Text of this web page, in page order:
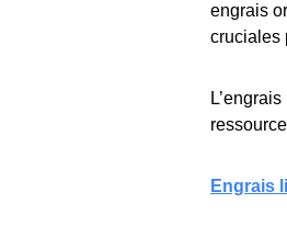
engrais
cruciales
Engrais